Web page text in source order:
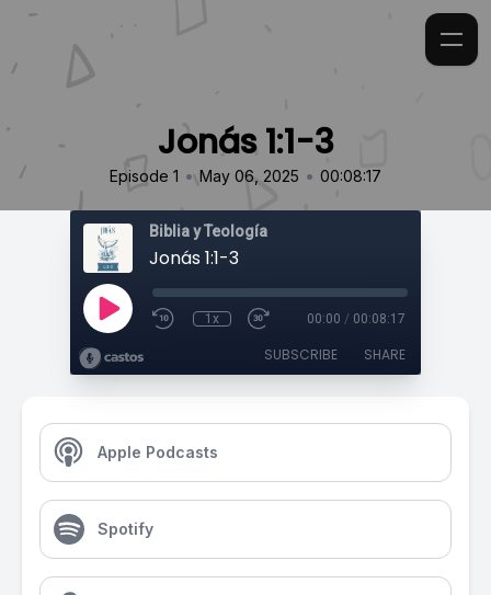
Jonás 1:1-3
Episode 1 • May 06, 2025 • 00:08:17
Biblia y Teología
Jonás 1:1-3
1x 00:00 / 00:08:17
SUBSCRIBE SHARE
Apple Podcasts
Spotify